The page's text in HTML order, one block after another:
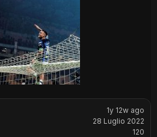
1y 12w ago
28 Luglio 2022
120